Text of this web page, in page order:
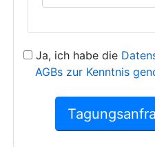
Ja, ich habe die
AGBs zur Kenntnis